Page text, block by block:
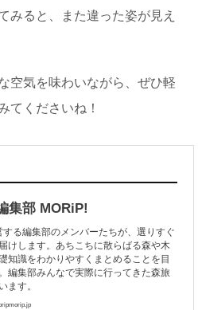
みると、また違った姿が見え
空気を味わいながら、ぜひ軽
てくださいね！
集部 MORiP!
する編集部のメンバーたちが、選りすぐ
けします。あちこちに散らばる森や木
知識をわかりやすくまとめることを目
編集部みんなで実際に行ってきた森旅
ます。